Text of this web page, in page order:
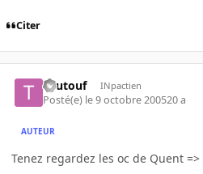
Citer
Toutouf INpactien
Posté(e) le 9 octobre 200520 a
AUTEUR
Tenez regardez les oc de Quent =>